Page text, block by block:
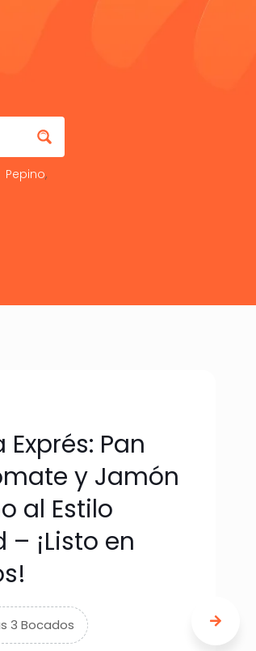
Pepino
Exprés: Pan
y Jamón
al Estilo
– ¡Listo en
3 Bocados